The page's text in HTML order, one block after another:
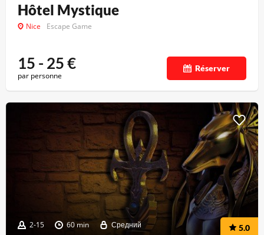
Hôtel Mystique
Nice Escape Game
15 - 25€
par personne
Réserver
2-15 60 min Средний 5.0